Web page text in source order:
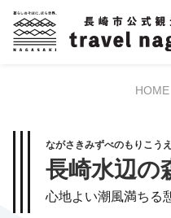
HOME
ながさきみずべのもりこう
長崎水辺の
心地よい潮風満ちる